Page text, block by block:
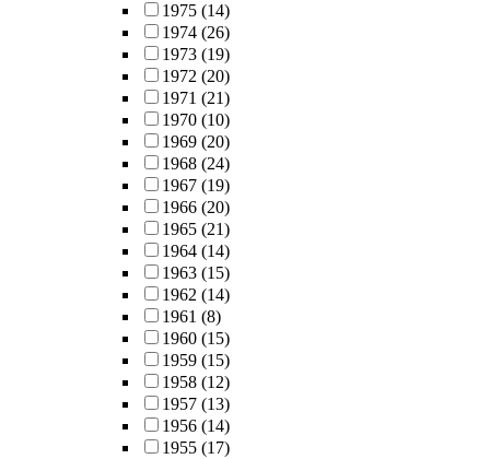
1975 (14)
1974 (26)
1973 (19)
1972 (20)
1971 (21)
1970 (10)
1969 (20)
1968 (24)
1967 (19)
1966 (20)
1965 (21)
1964 (14)
1963 (15)
1962 (14)
1961 (8)
1960 (15)
1959 (15)
1958 (12)
1957 (13)
1956 (14)
1955 (17)